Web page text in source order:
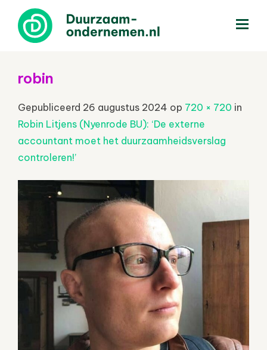
robin
Gepubliceerd 26 augustus 2024 op 720 × 720 in
Robin Litjens (Nyenrode BU): ‘De externe
accountant moet het duurzaamheidsverslag
controleren!’